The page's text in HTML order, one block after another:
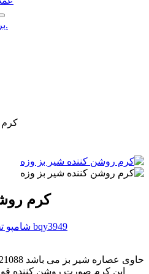
برای محصولات بیشتر کلیک کنید.
کرم
کرم
این کرم صورت روشن کننده